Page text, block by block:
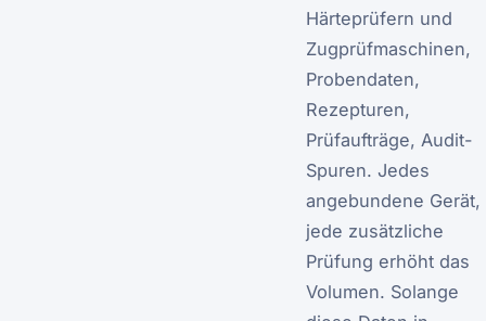
Härteprüfern und
Zugprüfmaschinen,
Probendaten,
Rezepturen,
Prüfaufträge, Audit-
Spuren. Jedes
angebundene Gerät,
jede zusätzliche
Prüfung erhöht das
Volumen. Solange